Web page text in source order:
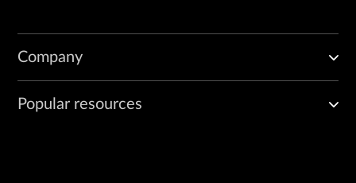
Company
Popular resources